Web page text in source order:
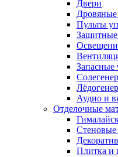
Двери
Дровяные
Пульты
Запасные
Аудио и
Отделочные
Стеновые
Плитка и